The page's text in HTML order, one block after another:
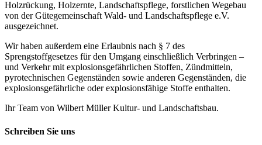
Holzrückung, Holzernte, Landschaftspflege, forstlichen Wegebau
von der Gütegemeinschaft Wald- und Landschaftspflege e.V.
ausgezeichnet.
Wir haben außerdem eine Erlaubnis nach § 7 des
Sprengstoffgesetzes für den Umgang einschließlich Verbringen –
und Verkehr mit explosionsgefährlichen Stoffen, Zündmitteln,
pyrotechnischen Gegenständen sowie anderen Gegenständen, die
explosionsgefährliche oder explosionsfähige Stoffe enthalten.
Ihr Team von Wilbert Müller Kultur- und Landschaftsbau.
Schreiben Sie uns